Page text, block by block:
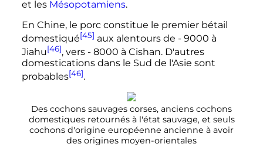
et les Mésopotamiens.
En Chine, le porc constitue le premier bétail
domestiqué[45] aux alentours de - 9000 à
Jiahu[46], vers - 8000 à Cishan. D'autres
domestications dans le Sud de l'Asie sont
probables[46].
Des cochons sauvages corses, anciens cochons
domestiques retournés à l'état sauvage, et seuls
cochons d'origine européenne ancienne à avoir
des origines moyen-orientales